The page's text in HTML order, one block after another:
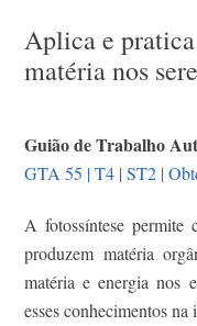
Aplica e
matéria nos
Guião de Trabalho
GTA 55 | T4 | ST2 |
A fotossíntese permite
produzem matéria
matéria e energia nos
esses conhecimentos